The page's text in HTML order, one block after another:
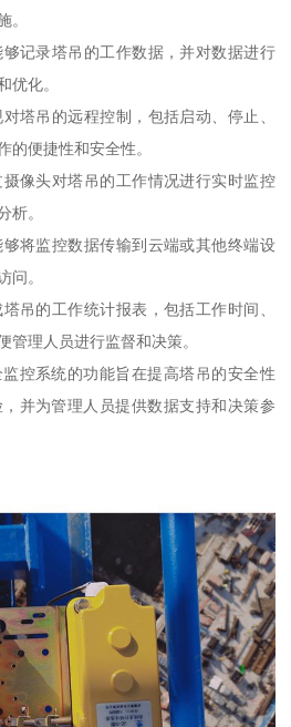
。
记录塔吊的工作数据，并对数据进行
优化。
塔吊的远程控制，包括启动、停止、
的便捷性和安全性。
像头对塔吊的工作情况进行实时监控
析。
将监控数据传输到云端或其他终端设
问。
吊的工作统计报表，包括工作时间、
管理人员进行监督和决策。
控系统的功能旨在提高塔吊的安全性
并为管理人员提供数据支持和决策参